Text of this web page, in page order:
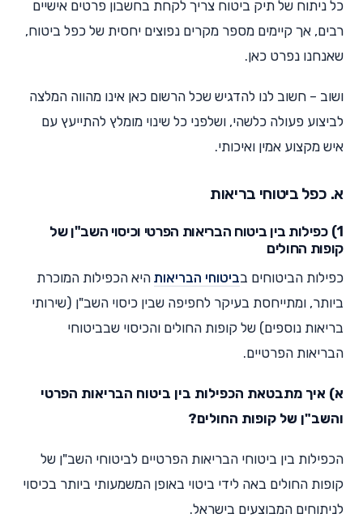
כל ניתוח של תיק ביטוח צריך לקחת בחשבון פרטים אישיים
רבים, אך קיימים מספר מקרים נפוצים יחסית של כפל ביטוח,
שאנחנו נפרט כאן.
ושוב – חשוב לנו להדגיש שכל הרשום כאן אינו מהווה המלצה
לביצוע פעולה כלשהי, ושלפני כל שינוי מומלץ להתייעץ עם
איש מקצוע אמין ואיכותי.
א. כפל ביטוחי בריאות
1) כפילות בין ביטוח הבריאות הפרטי וכיסוי השב"ן של
קופות החולים
כפילות הביטוחים בביטוחי הבריאות היא הכפילות המוכרת
ביותר, ומתייחסת בעיקר לחפיפה שבין כיסוי השב"ן (שירותי
בריאות נוספים) של קופות החולים והכיסוי שבביטוחי
הבריאות הפרטיים.
א) איך מתבטאת הכפילות בין ביטוח הבריאות הפרטי
והשב"ן של קופות החולים?
הכפילות בין ביטוחי הבריאות הפרטיים לביטוחי השב"ן של
קופות החולים באה לידי ביטוי באופן המשמעותי ביותר בכיסוי
לניתוחים המבוצעים בישראל.